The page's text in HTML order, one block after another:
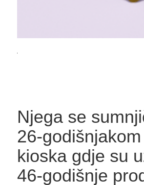
Njega se
26-
kioska gdje su
46-godišnje